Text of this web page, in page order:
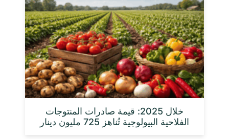
خلال 2025: قيمة صادرات المنتوجات
الفلاحية البيولوجية تُناهز 725 مليون دينار